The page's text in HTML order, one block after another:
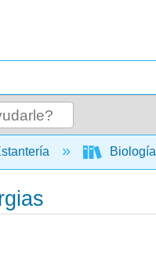
jerarquía global
Biología